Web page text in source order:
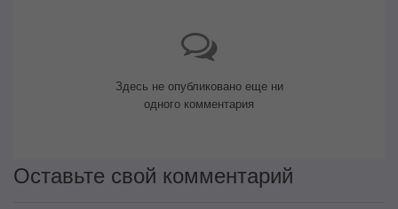
Здесь не опубликовано еще ни
одного комментария
Оставьте свой комментарий